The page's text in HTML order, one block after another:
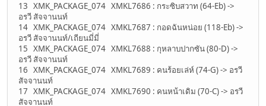
13 XMK_PACKAGE_074 XMKL7686 : กระซิบสวาท (64-Eb) ->
อรวี สัจจานนท์
14 XMK_PACKAGE_074 XMKL7687 : กอดฉันหน่อย (118-Eb) ->
อรวี สัจจานนท์/เถียนมี่มี่
15 XMK_PACKAGE_074 XMKL7688 : กุหลาบปากซัน (80-D) ->
อรวี สัจจานนท์
16 XMK_PACKAGE_074 XMKL7689 : คนร้อยเล่ห์ (74-G) -> อรวี
สัจจานนท์
17 XMK_PACKAGE_074 XMKL7690 : คนหน้าเดิม (70-C) -> อรวี
สัจจานนท์